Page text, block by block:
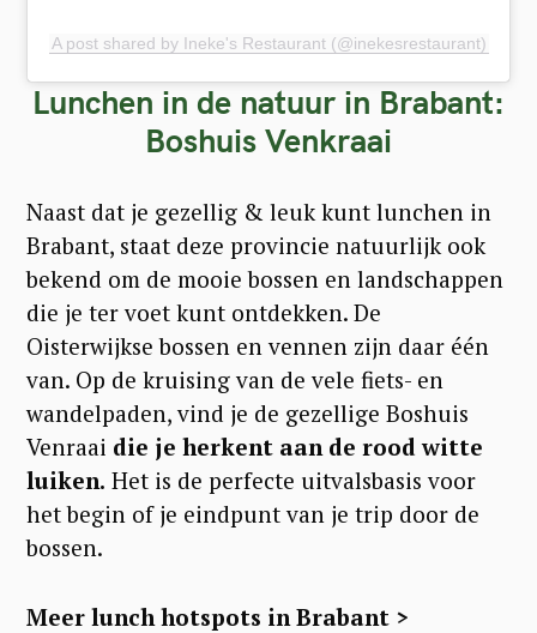
A post shared by Ineke's Restaurant (@inekesrestaurant)
Lunchen in de natuur in Brabant:
Boshuis Venkraai
Naast dat je gezellig & leuk kunt lunchen in
Brabant, staat deze provincie natuurlijk ook
bekend om de mooie bossen en landschappen
die je ter voet kunt ontdekken. De
Oisterwijkse bossen en vennen zijn daar één
van. Op de kruising van de vele fiets- en
wandelpaden, vind je de gezellige Boshuis
Venraai die je herkent aan de rood witte
luiken. Het is de perfecte uitvalsbasis voor
het begin of je eindpunt van je trip door de
bossen.
Meer lunch hotspots in Brabant >